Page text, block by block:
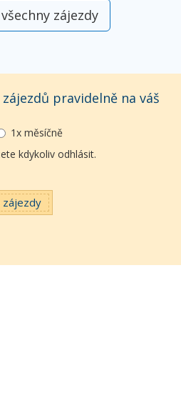
zájezdy
pravidelně na váš
1x měsíčně
kdykoliv odhlásit.